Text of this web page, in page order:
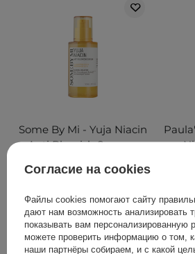
Some By Mi - Yuja Niacin
Anti Blemish Serum -
осветления пигментных
23
Согласие на cookies
Файлы cookies помогают сайту
дают нам возможность анализировать
показывать вам персонализированную
можете проверить информацию о том,
наши партнёры собираем, и с какой